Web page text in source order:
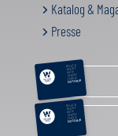
Katalog &
Presse
RELAX &
BEAUTY
AKTIV
GENUSS
FAMILIE
GUTSCHEIN
RELAX &
BEAUTY
AKTIV
GENUSS
FAMILIE
GUTSCHEIN